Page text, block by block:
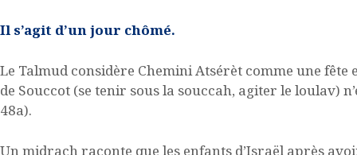
Il s’agit d’un jour chômé.
Le Talmud considère Chemini Atsérèt comme une
de Souccot (se tenir sous la souccah, agiter le loulav)
48a).
Un midrach raconte que les enfants d’Israël après